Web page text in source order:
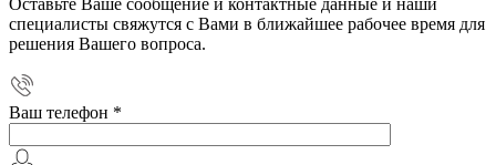
Оставьте Ваше сообщение и контактные данные и наши
специалисты свяжутся с Вами в ближайшее рабочее время для
решения Вашего вопроса.
Ваш телефон *